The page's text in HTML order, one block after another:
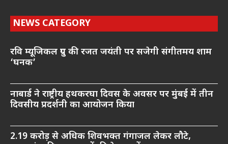
NEWS CATEGORY
रवि म्यूजिकल ग्रुप की रजत जयंती पर सजेगी संगीतमय शाम
‘घनक’
नाबार्ड ने राष्ट्रीय हथकरघा दिवस के अवसर पर मुंबई में तीन
दिवसीय प्रदर्शनी का आयोजन किया
2.19 करोड़ से अधिक शिवभक्त गंगाजल लेकर लौटे,